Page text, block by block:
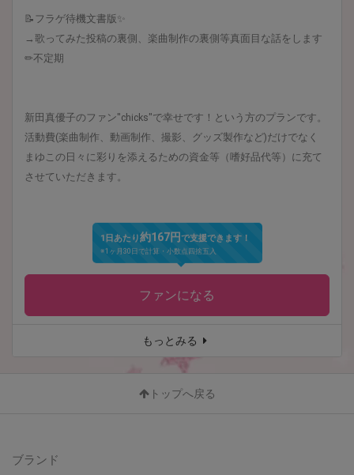
📝フラゲ待機文書版✨
→歌ってみた投稿の裏側、楽曲制作の裏側等真面目な話をします
✏︎不定期
新田真優子のファン"chicks"で幸せです！という方のプランです。
活動費(楽曲制作、動画制作、撮影、グッズ製作など)だけでなく
まゆこの日々に彩りを添えるための資金等（嗜好品代等）に充て
させていただきます。
1日あたり約167円 で支援できます！
※1ヶ月30日で計算・小数点四捨五入
ファンになる
もっとみる
トップへ戻る
ブランド